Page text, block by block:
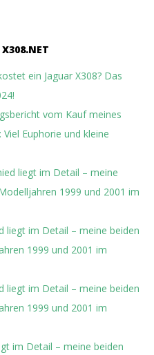
ein Jaguar X308? Das
vom Kauf meines
Viel Euphorie und kleine
liegt im Detail – meine
1999 und 2001 im
liegt im Detail – meine beiden
1999 und 2001 im
liegt im Detail – meine beiden
1999 und 2001 im
im Detail – meine beiden